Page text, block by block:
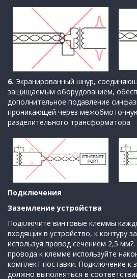
6. Экранированный шнур,
защищаемым оборудованием,
дополнительное подавление
проникающей через
разделительного трансформатора
Подключения
Заземление устройства
Подключите винтовые клеммы
входящих в устройство, к контуру
используя провод сечением 2,5
провода к клемме используйте
комплект поставки. Подключение к
должно выполняться в